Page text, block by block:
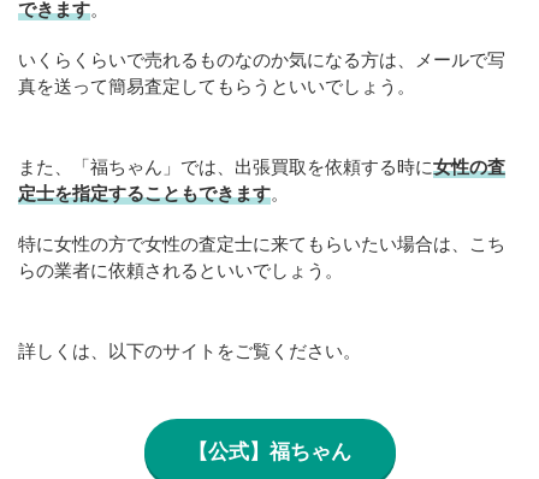
できます。
いくらくらいで売れるものなのか気になる方は、メールで写
真を送って簡易査定してもらうといいでしょう。
また、「福ちゃん」では、出張買取を依頼する時に女性の査
定士を指定することもできます。
特に女性の方で女性の査定士に来てもらいたい場合は、こち
らの業者に依頼されるといいでしょう。
詳しくは、以下のサイトをご覧ください。
【公式】福ちゃん